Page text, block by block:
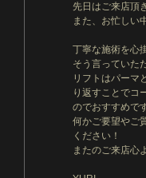
先日はご来店頂
また、お忙しい
丁寧な施術を心
そう言っていた
リフトはパーマ
り返すことでコ
のでおすすめです
何かご要望やご
ください！
またのご来店心